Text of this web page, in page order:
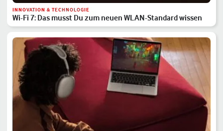
INNOVATION & TECHNOLOGIE
Wi-Fi 7: Das musst Du zum neuen WLAN-Standard wissen